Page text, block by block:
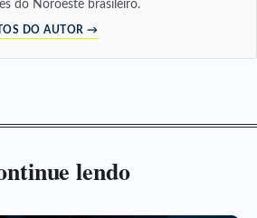
do Noroeste brasileiro.
DO AUTOR →
lendo